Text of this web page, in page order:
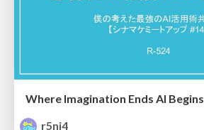
Where Imagination Ends AI Begins
r5ni4